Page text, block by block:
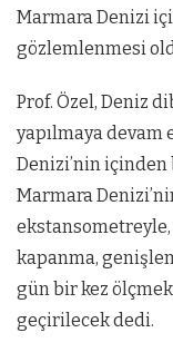
Marmara Denizi
gözlemlenmesi
Prof. Özel, Deniz
yapılmaya devam
Denizi’nin içinden
Marmara
ekstansometreyle,
kapanma,
gün bir kez
geçirilecek dedi.